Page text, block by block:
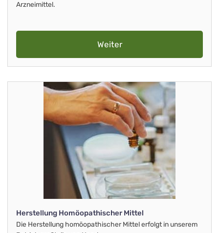
Arzneimittel.
Weiter
Herstellung Homöopathischer Mittel
Die Herstellung homöopathischer Mittel erfolgt in unserem